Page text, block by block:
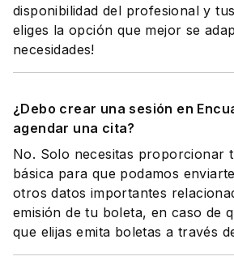
disponibilidad del profesional y
eliges la opción que mejor se
necesidades!
¿Debo crear una sesión en
agendar una cita?
No. Solo necesitas proporcionar
básica para que podamos
otros datos importantes
emisión de tu boleta, en caso de
que elijas emita boletas a través